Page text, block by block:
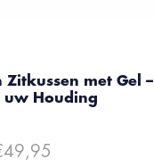
Zitkussen met Gel –
uw Houding